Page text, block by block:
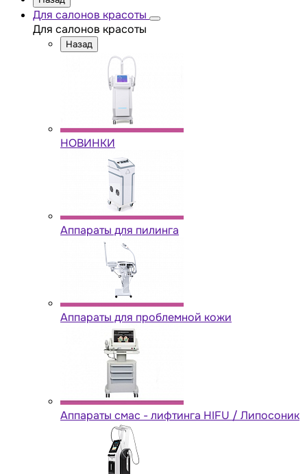
Для салонов красоты
Для салонов красоты
Назад
НОВИНКИ
Аппараты для пилинга
Аппараты для проблемной кожи
Аппараты cмас - лифтинга HIFU / Липосоник